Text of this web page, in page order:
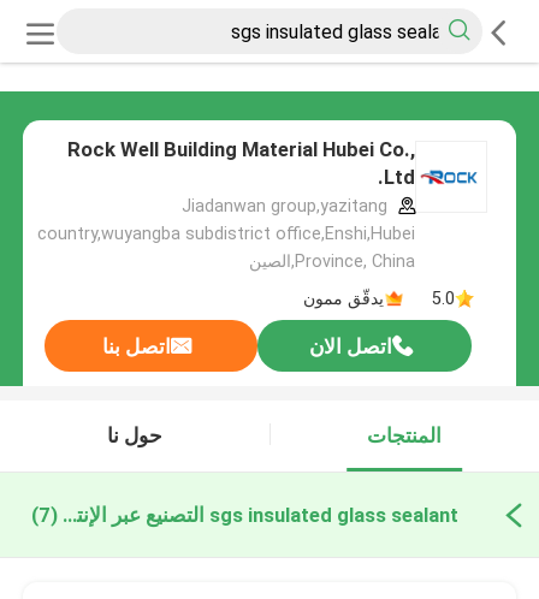
Rock Well Building Material Hubei Co.,
Ltd.
Jiadanwan group,yazitang
country,wuyangba subdistrict office,Enshi,Hubei
Province, China,الصين
5.0
يدقّق ممون
اتصل الان اتصل بنا
المنتجات حول نا
sgs insulated glass sealant التصنيع عبر الإنترنت (7)